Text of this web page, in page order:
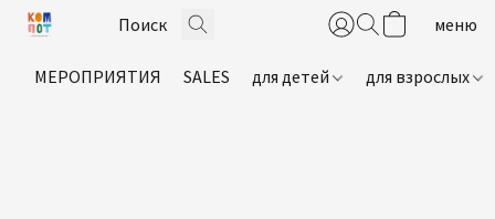
МЕРОПРИЯТИЯ SALES для детей для взрослых